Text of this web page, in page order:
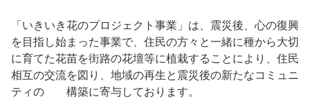
「いきいき花のプロジェクト事業」は、震災後、心の復興
を目指し始まった事業で、住民の方々と一緒に種から大切
に育てた花苗を街路の花壇等に植栽することにより、住民
相互の交流を図り、地域の再生と震災後の新たなコミュニ
ティの 構築に寄与しております。